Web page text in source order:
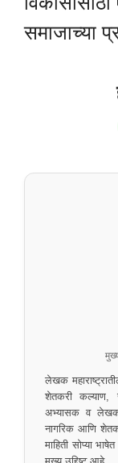
समाजाच्या
लेखक
शेतकरी कल्याण,
अभ्यासक व लेखक
नागरिक आणि
माहिती सोप्या